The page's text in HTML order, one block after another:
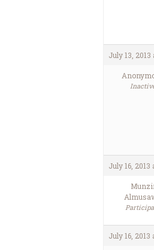
July 13,
July 16, 2013
July 16, 2013